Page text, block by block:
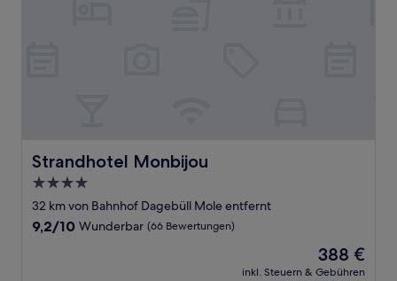
Strandhotel Monbijou
Strandhotel Monbijou
4.0-
Sterne-
Unterkunft
32 km von Bahnhof Dagebüll Mole entfernt
9.2
9,2/10 Wunderbar (66 Bewertungen)
Der
Preis
388 €
inkl. Steuern & Gebühren